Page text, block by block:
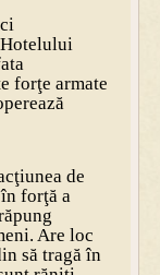
forţe armate
de
forţă a
Are loc
să tragă în